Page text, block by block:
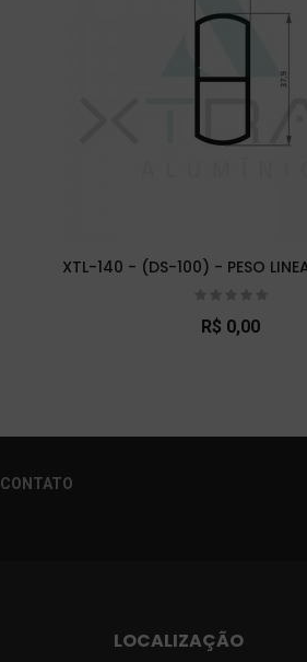
XTL-140 - (DS-100) - PESO
R$ 0,00
CONTATO
LOCALIZAÇÃO